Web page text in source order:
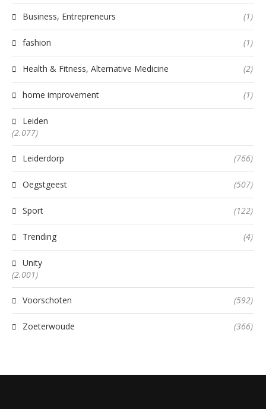
Business, Entrepreneurs (1)
fashion (1)
Health & Fitness, Alternative Medicine (2)
home improvement (1)
Leiden
(2.077)
Leiderdorp (766)
Oegstgeest (507)
Sport (122)
Trending (4)
Unity
(2.001)
Voorschoten (592)
Zoeterwoude (366)